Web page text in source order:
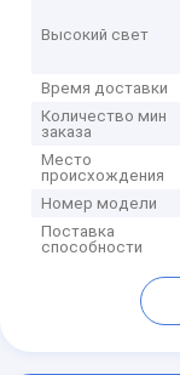
Высокий свет
Время доставки
Количество мин
заказа
Место
происхождения
Номер модели
Поставка
способности